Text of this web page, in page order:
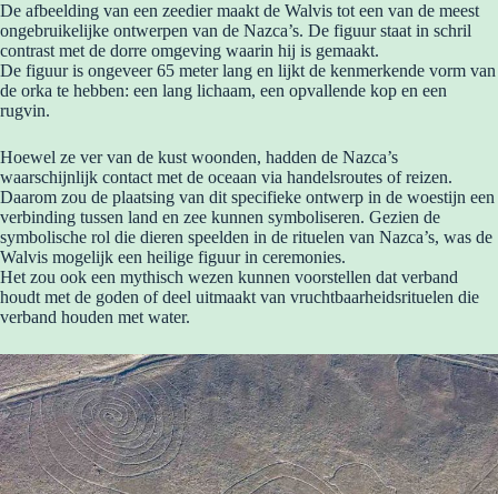
De afbeelding van een zeedier maakt de Walvis tot een van de meest
ongebruikelijke ontwerpen van de Nazca’s. De figuur staat in schril
contrast met de dorre omgeving waarin hij is gemaakt.
De figuur is ongeveer 65 meter lang en lijkt de kenmerkende vorm van
de orka te hebben: een lang lichaam, een opvallende kop en een
rugvin.
Hoewel ze ver van de kust woonden, hadden de Nazca’s
waarschijnlijk contact met de oceaan via handelsroutes of reizen.
Daarom zou de plaatsing van dit specifieke ontwerp in de woestijn een
verbinding tussen land en zee kunnen symboliseren. Gezien de
symbolische rol die dieren speelden in de rituelen van Nazca’s, was de
Walvis mogelijk een heilige figuur in ceremonies.
Het zou ook een mythisch wezen kunnen voorstellen dat verband
houdt met de goden of deel uitmaakt van vruchtbaarheidsrituelen die
verband houden met water.